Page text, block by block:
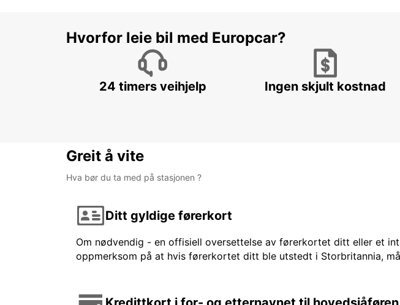
Hvorfor leie bil med Europcar?
24 timers veihjelp Ingen skjult kostnad
Greit å vite
Hva bør du ta med på stasjonen ?
Ditt gyldige førerkort
Om nødvendig - en offisiell oversettelse av førerkortet ditt eller et
oppmerksom på at hvis førerkortet ditt ble utstedt i Storbritannia,